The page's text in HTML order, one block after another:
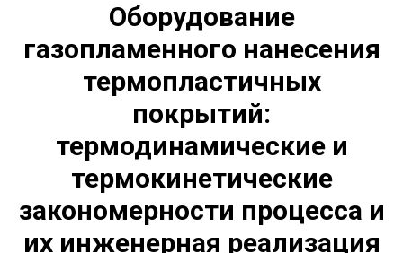
Оборудование
газопламенного нанесения
термопластичных
покрытий:
термодинамические и
термокинетические
закономерности процесса и
их инженерная реализация